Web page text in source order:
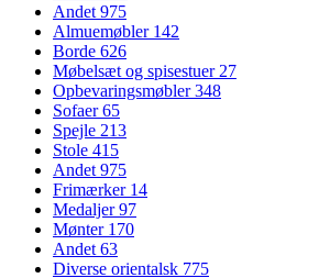
Andet975
Almuemøbler 142
Borde 626
Møbelsæt og spisestuer27
Opbevaringsmøbler348
Sofaer65
Spejle 213
Stole 415
Andet975
Frimærker 14
Medaljer97
Mønter 170
Andet63
Diverse orientalsk 775